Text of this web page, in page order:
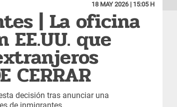
18 MAY 2026 | 15:05 H
| La oficina
que
CERRAR
decisión tras anunciar una